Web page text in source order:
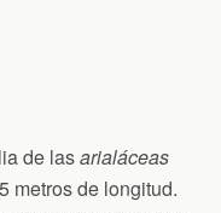
de lasarialáceas
metros de longitud.